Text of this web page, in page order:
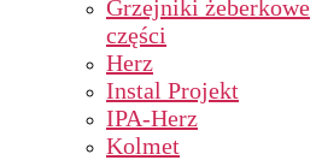
Grzejniki żeberkowe
części
Herz
Instal Projekt
IPA-Herz
Kolmet